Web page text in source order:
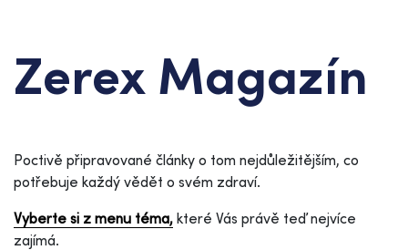
Zerex Magazín
Poctivě připravované články o tom nejdůležitějším, co
potřebuje každý vědět o svém zdraví.
Vyberte si z menu téma, které Vás právě teď nejvíce
zajímá.